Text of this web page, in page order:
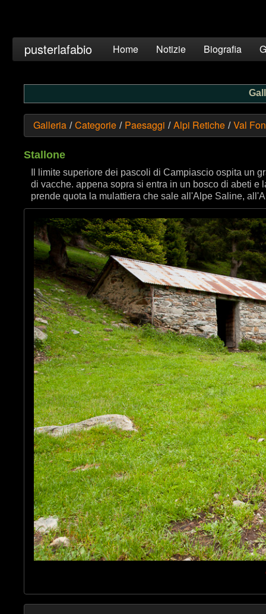
pusterlafabio Home Notizie Biografia
Galleria / Categorie / Paesaggi / Alpi Retiche / Val
Stallone
Il limite superiore dei pascoli di Campiascio ospita un
di vacche. appena sopra si entra in un bosco di abeti e
prende quota la mulattiera che sale all'Alpe Saline,